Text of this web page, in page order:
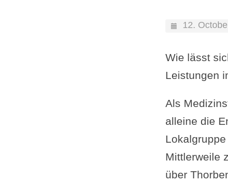
12.
Wie lässt
Leistungen
Als
alleine die
Mittlerweile
über